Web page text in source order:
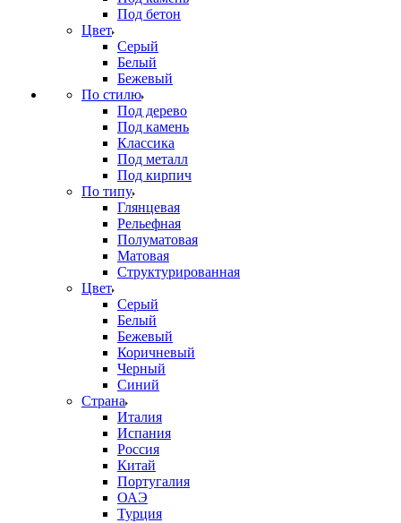
Под бетон
Цвет
Серый
Белый
Бежевый
По стилю
Под дерево
Под камень
Классика
Под металл
Под кирпич
По типу
Глянцевая
Рельефная
Полуматовая
Матовая
Структурированная
Цвет
Серый
Белый
Бежевый
Коричневый
Черный
Синий
Страна
Италия
Испания
Россия
Китай
Португалия
ОАЭ
Турция